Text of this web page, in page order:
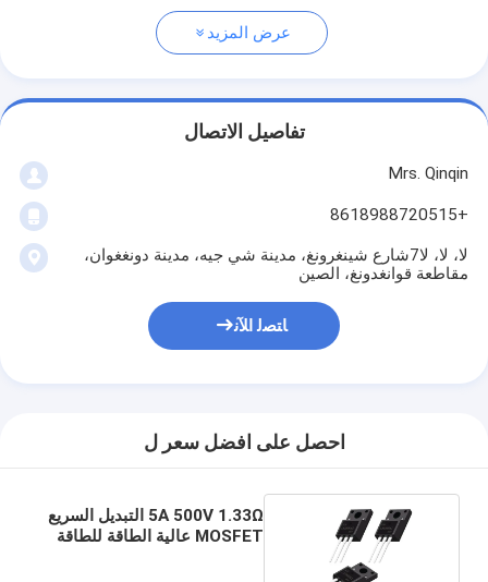
عرض المزيد
تفاصيل الاتصال
Mrs. Qinqin
+8618988720515
لا، لا، لا7شارع شينغرونغ، مدينة شي جيه، مدينة دونغغوان،
مقاطعة قوانغدونغ، الصين
ﺎﺘﺼﻟ ﺍﻶﻧ
احصل على افضل سعر ل
5A 500V 1.33Ω التبديل السريع
MOSFET عالية الطاقة للطاقة